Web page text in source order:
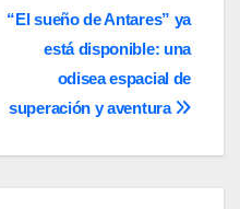
“El sueño de Antares” ya
está disponible: una
odisea espacial de
superación y aventura